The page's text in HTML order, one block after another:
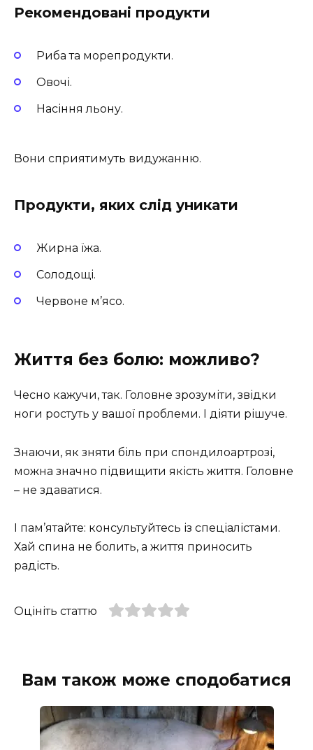
Рекомендовані продукти
Риба та морепродукти.
Овочі.
Насіння льону.
Вони сприятимуть видужанню.
Продукти, яких слід уникати
Жирна їжа.
Солодощі.
Червоне м’ясо.
Життя без болю: можливо?
Чесно кажучи, так. Головне зрозуміти, звідки
ноги ростуть у вашої проблеми. І діяти рішуче.
Знаючи, як зняти біль при спондилоартрозі,
можна значно підвищити якість життя. Головне
– не здаватися.
І пам’ятайте: консультуйтесь із спеціалістами.
Хай спина не болить, а життя приносить
радість.
Оцініть статтю
Вам також може сподобатися